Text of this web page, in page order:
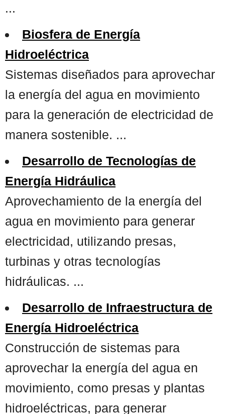
...
Biosfera de Energía
Hidroeléctrica
Sistemas diseñados para aprovechar
la energía del agua en movimiento
para la generación de electricidad de
manera sostenible. ...
Desarrollo de Tecnologías de
Energía Hidráulica
Aprovechamiento de la energía del
agua en movimiento para generar
electricidad, utilizando presas,
turbinas y otras tecnologías
hidráulicas. ...
Desarrollo de Infraestructura de
Energía Hidroeléctrica
Construcción de sistemas para
aprovechar la energía del agua en
movimiento, como presas y plantas
hidroeléctricas, para generar